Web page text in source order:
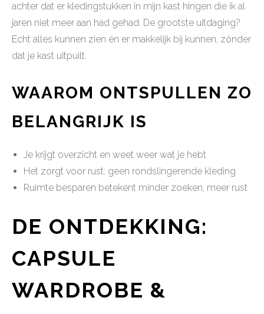
achter dat er kledingstukken in mijn kast hingen die ik al
jaren niet meer aan had gehad. De grootste uitdaging?
Echt alles kunnen zien én er makkelijk bij kunnen, zónder
dat je kast uitpuilt.
WAAROM ONTSPULLEN ZO
BELANGRIJK IS
Je krijgt overzicht en weet weer wat je hebt
Het zorgt voor rust: geen rondslingerende kleding
Ruimte besparen betekent minder zoeken, meer rust
DE ONTDEKKING:
CAPSULE
WARDROBE &